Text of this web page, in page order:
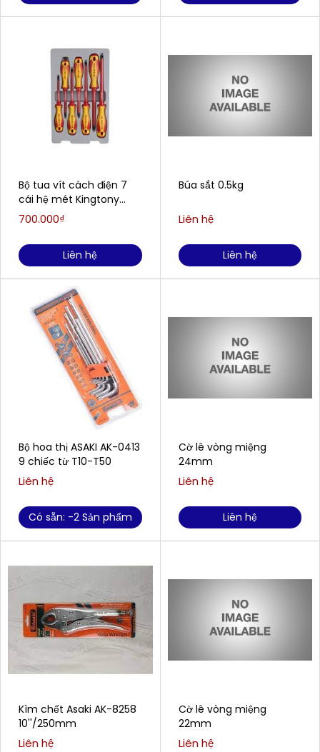
Bộ tua vít cách điện 7
cái hệ mét Kingtony
30617MR
700.000₫
Liên hệ
Bộ hoa thị ASAKI AK-0413
9 chiếc từ T10-T50
Liên hệ
Có sẵn: -2 Sản phẩm
Kìm chết Asaki AK-8258
10''/250mm
Liên hệ
Búa sắt 0.5kg
Liên hệ
Liên hệ
Cờ lê vòng miệng
24mm
Liên hệ
Liên hệ
Cờ lê vòng miệng
22mm
Liên hệ